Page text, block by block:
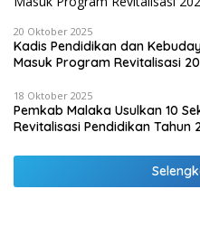
20 Oktober 2025
Kadis Pendidikan dan
Masuk Program Revitalisasi
18 Oktober 2025
Pemkab Malaka Usulkan 10
Revitalisasi Pendidikan Tahun